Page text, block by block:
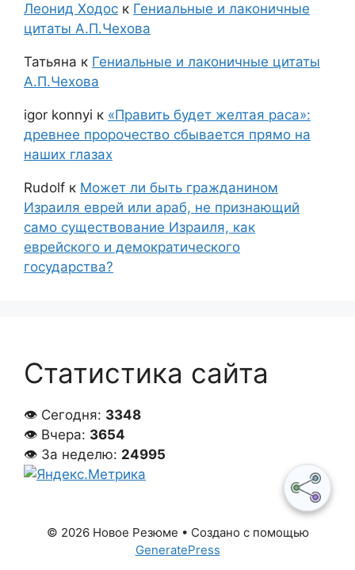
Леонид Ходос к Гениальные и лаконичные
цитаты А.П.Чехова
Татьяна к Гениальные и лаконичные цитаты
А.П.Чехова
igor konnyi к «Править будет желтая раса»:
древнее пророчество сбывается прямо на
наших глазах
Rudolf к Может ли быть гражданином
Израиля еврей или араб, не признающий
само существование Израиля, как
еврейского и демократического
государства?
Статистика сайта
👁 Сегодня: 3348
👁 Вчера: 3654
👁 За неделю: 24995
© 2026 Новое Резюме • Создано с помощью
GeneratePress